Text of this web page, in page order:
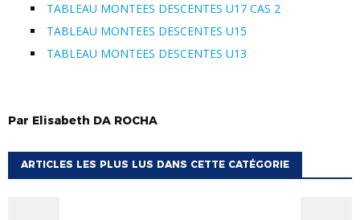
TABLEAU MONTEES DESCENTES U17 CAS 2
TABLEAU MONTEES DESCENTES U15
TABLEAU MONTEES DESCENTES U13
Par Elisabeth DA ROCHA
ARTICLES LES PLUS LUS DANS CETTE CATÉGORIE